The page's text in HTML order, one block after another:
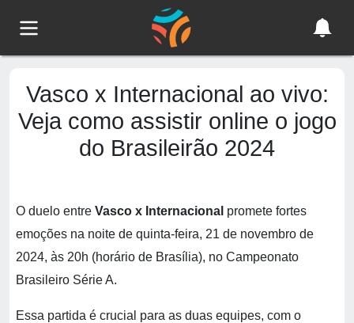
Vasco x Internacional ao vivo:
Veja como assistir online o jogo
do Brasileirão 2024
O duelo entre Vasco x Internacional promete fortes
emoções na noite de quinta-feira, 21 de novembro de
2024, às 20h (horário de Brasília), no Campeonato
Brasileiro Série A.
Essa partida é crucial para as duas equipes, com o